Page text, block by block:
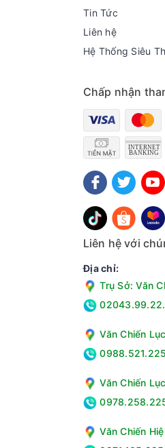
Tin Tức
Liên hệ
Hệ Thống Siêu
Chấp nhận
Liên hệ với
Địa chỉ:
Trụ Sở: Văn
Văn Chiến
0988.521.225
Văn Chiến
Văn Chiến